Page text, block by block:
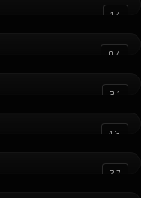
14
04
31
43
27